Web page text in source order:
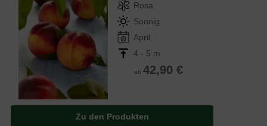
Rosa
Sonnig
April
4 - 5 m
ab 42,90 €
Zu den Produkten